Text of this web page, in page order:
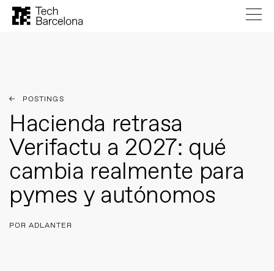
POSTINGS
Hacienda retrasa
Verifactu a 2027: qué
cambia realmente para
pymes y autónomos
POR ADLANTER